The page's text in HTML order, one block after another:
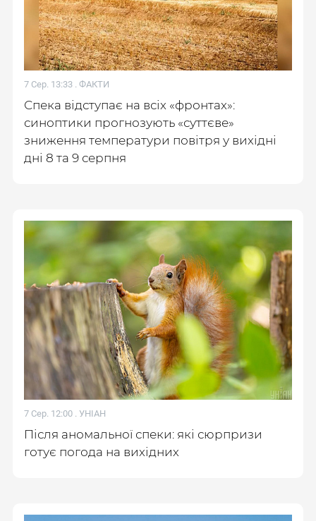
7 Сер. 13:33 . ФАКТИ
Спека відступає на всіх «фронтах»:
синоптики прогнозують «суттєве»
зниження температури повітря у вихідні
дні 8 та 9 серпня
7 Сер. 12:00 . УНІАН
Після аномальної спеки: які сюрпризи
готує погода на вихідних